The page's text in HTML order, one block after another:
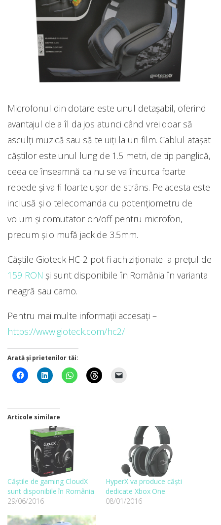
Microfonul din dotare este unul detașabil, oferind
avantajul de a îl da jos atunci când vrei doar să
asculţi muzică sau să te uiţi la un film. Cablul ataşat
căştilor este unul lung de 1.5 metri, de tip panglică,
ceea ce înseamnă ca nu se va încurca foarte
repede și va fi foarte ușor de strâns. Pe acesta este
inclusă şi o telecomanda cu potențiometru de
volum și comutator on/off pentru microfon,
precum şi o mufă jack de 3.5mm.
Căștile Gioteck HC-2 pot fi achiziționate la prețul de
159 RON și sunt disponibile în România în varianta
neagră sau camo.
Pentru mai multe informaţii accesaţi –
https://www.gioteck.com/hc2/
Arată și prietenilor tăi:
Articole similare
Căștile de gaming CloudX
sunt disponibile în România
29/06/2016
HyperX va produce căști
dedicate Xbox One
08/01/2016